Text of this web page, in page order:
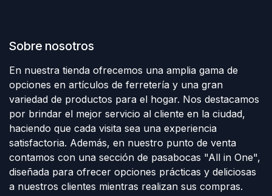
Sobre nosotros
En nuestra tienda ofrecemos una amplia gama de
opciones en artículos de ferretería y una gran
variedad de productos para el hogar. Nos destacamos
por brindar el mejor servicio al cliente en la ciudad,
haciendo que cada visita sea una experiencia
satisfactoria. Además, en nuestro punto de venta
contamos con una sección de pasabocas "All in One",
diseñada para ofrecer opciones prácticas y deliciosas
a nuestros clientes mientras realizan sus compras.